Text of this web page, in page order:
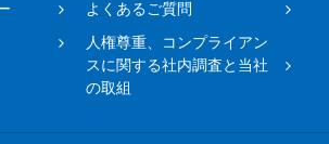
よくあるご質問
人権尊重、コンプライアン
スに関する社内調査と当社
の取組